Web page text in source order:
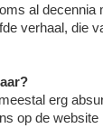
al decennia
verhaal, die
erg
op de website